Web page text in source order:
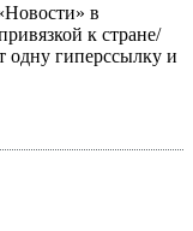
в
к стране/
одну гиперссылку и